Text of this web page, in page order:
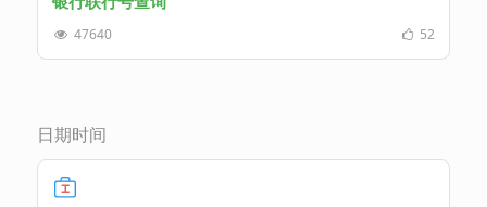
47640 52
日期时间